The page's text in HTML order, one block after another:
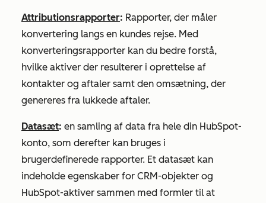
Attributionsrapporter: Rapporter, der måler
konvertering langs en kundes rejse. Med
konverteringsrapporter kan du bedre forstå,
hvilke aktiver der resulterer i oprettelse af
kontakter og aftaler samt den omsætning, der
genereres fra lukkede aftaler.
Datasæt: en samling af data fra hele din HubSpot-
konto, som derefter kan bruges i
brugerdefinerede rapporter. Et datasæt kan
indeholde egenskaber for CRM-objekter og
HubSpot-aktiver sammen med formler til at